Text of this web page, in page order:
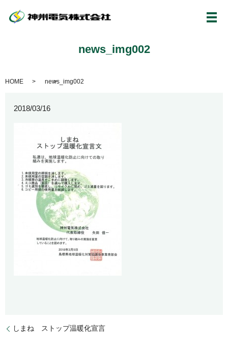
メ
news_img002
HOME news_img002
2018/03/16
しまね ストップ温暖化宣言